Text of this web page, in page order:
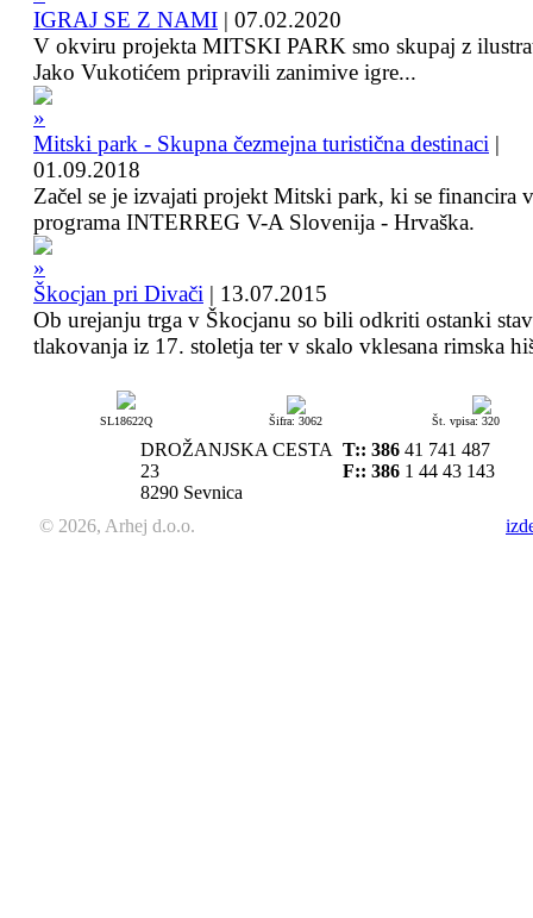
IGRAJ SE Z NAMI | 07.02.2020
V okviru projekta MITSKI PARK smo skupaj z
Jako Vukotićem pripravili zanimive igre...
Mitski park - Skupna čezmejna turistična destinaci |
01.09.2018
Začel se je izvajati projekt Mitski park, ki se financira
programa INTERREG V-A Slovenija - Hrvaška.
Škocjan pri Divači | 13.07.2015
Ob urejanju trga v Škocjanu so bili odkriti ostanki
tlakovanja iz 17. stoletja ter v skalo vklesana rimska
SL18622Q Šifra: 3062 Št. vpisa: 320
DROŽANJSKA CESTA
23
8290 Sevnica
T:: 386 41 741 487
F:: 386 1 44 43 143
© 2026, Arhej d.o.o.